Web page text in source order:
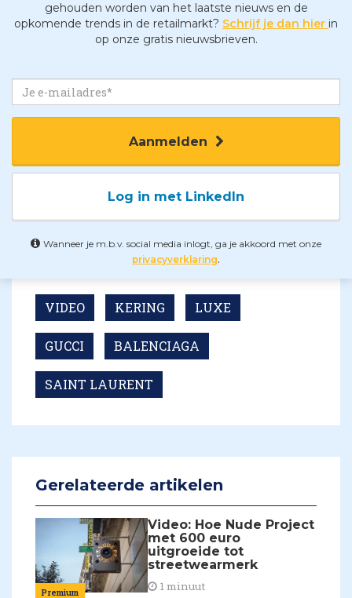
gehouden worden van het laatste nieuws en de
opkomende trends in de retailmarkt? Schrijf je dan hier in
op onze gratis nieuwsbrieven.
Aanmelden
Log in met LinkedIn
Wanneer je m.b.v. social media inlogt, ga je akkoord met onze
privacyverklaring.
VIDEO KERING LUXE
GUCCI BALENCIAGA
SAINT LAURENT
Gerelateerde artikelen
Premium
Video: Hoe Nude Project
met 600 euro
uitgroeide tot
streetwearmerk
1 minuut